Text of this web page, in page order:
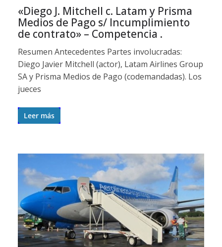
«Diego J. Mitchell c. Latam y Prisma
Medios de Pago s/ Incumplimiento
de contrato» – Competencia .
Resumen Antecedentes Partes involucradas:
Diego Javier Mitchell (actor), Latam Airlines Group
SA y Prisma Medios de Pago (codemandadas). Los
jueces
Leer más